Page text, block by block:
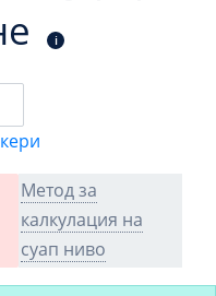
i
Метод за
калкулация на
суап ниво